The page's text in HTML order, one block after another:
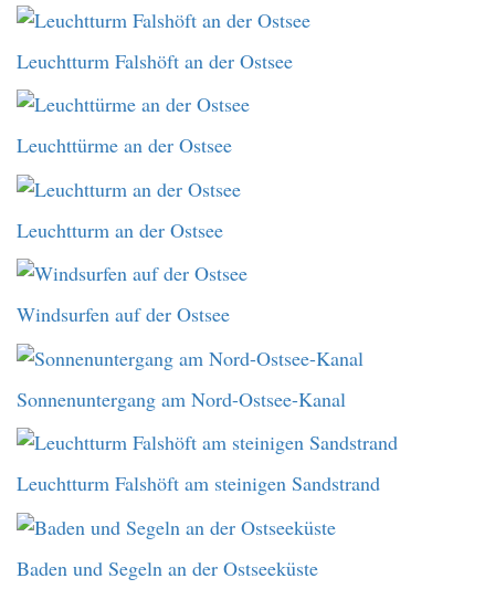
Leuchtturm Falshöft an der Ostsee
Leuchttürme an der Ostsee
Leuchtturm an der Ostsee
Windsurfen auf der Ostsee
Sonnenuntergang am Nord-Ostsee-Kanal
Leuchtturm Falshöft am steinigen Sandstrand
Baden und Segeln an der Ostseeküste